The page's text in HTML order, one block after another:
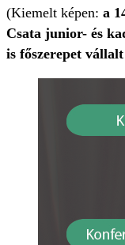
(Kiemelt képen: a
Csata junior- és
is főszerepet vállalt